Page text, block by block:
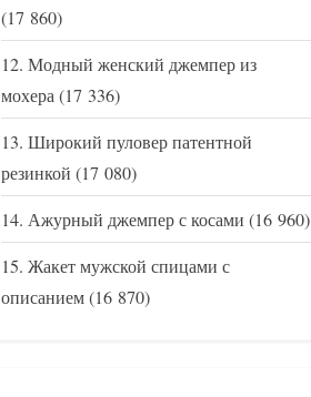
(17 860)
Модный женский джемпер из
мохера(17 336)
Широкий пуловер патентной
резинкой (17 080)
Ажурный джемпер с косами (16 960)
Жакет мужской спицами с
описанием(16 870)